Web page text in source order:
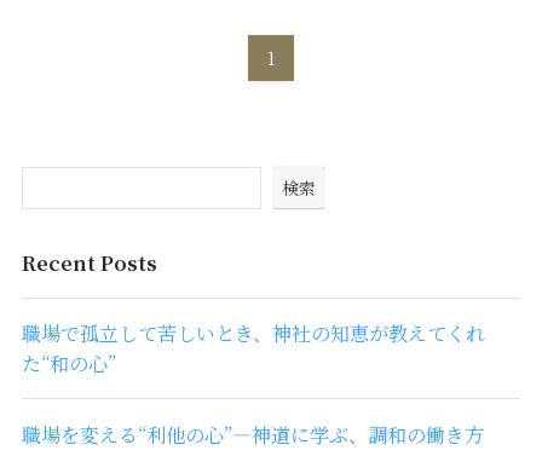
1
検索
Recent Posts
職場で孤立して苦しいとき、神社の知恵が教えてくれ
た“和の心”
職場を変える“利他の心”―神道に学ぶ、調和の働き方